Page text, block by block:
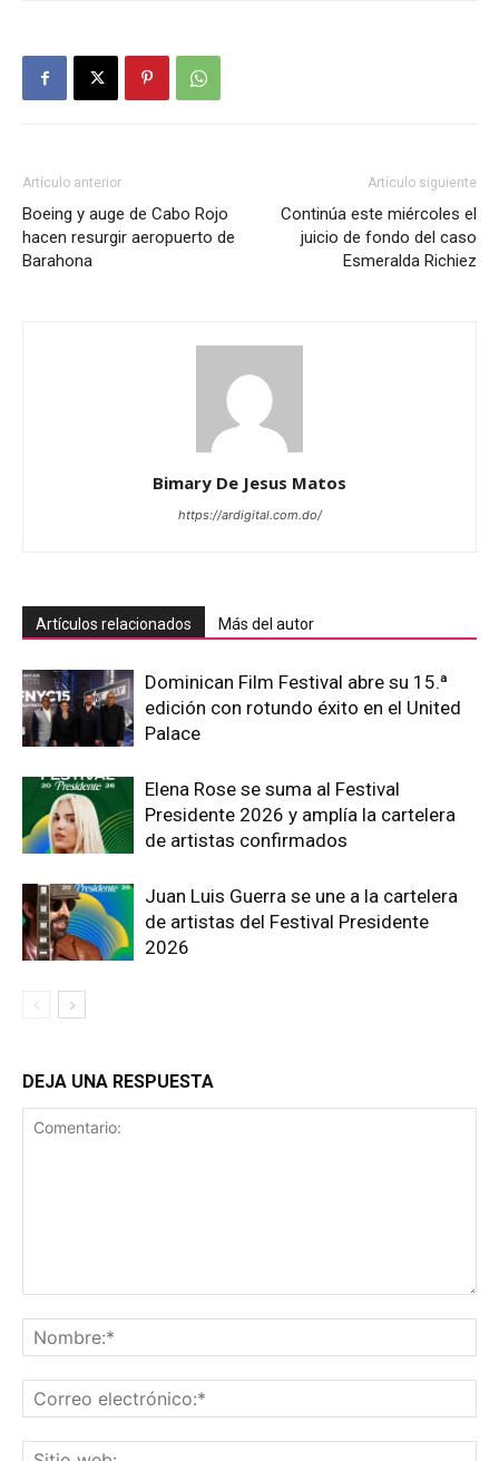
Artículo anterior
Boeing y auge de Cabo Rojo
hacen resurgir aeropuerto de
Barahona
Artículo siguiente
Continúa este miércoles el
juicio de fondo del caso
Esmeralda Richiez
Bimary De Jesus Matos
https://ardigital.com.do/
Artículos relacionados Más del autor
Dominican Film Festival abre su 15.ª
edición con rotundo éxito en el United
Palace
Elena Rose se suma al Festival
Presidente 2026 y amplía la cartelera
de artistas confirmados
Juan Luis Guerra se une a la cartelera
de artistas del Festival Presidente
2026
DEJA UNA RESPUESTA